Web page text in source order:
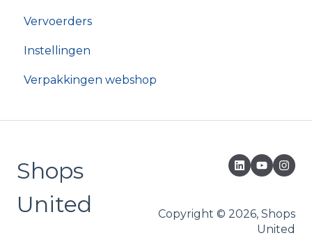
Vervoerders
Instellingen
Verpakkingen webshop
Shops
United
Copyright © 2026, Shops
United